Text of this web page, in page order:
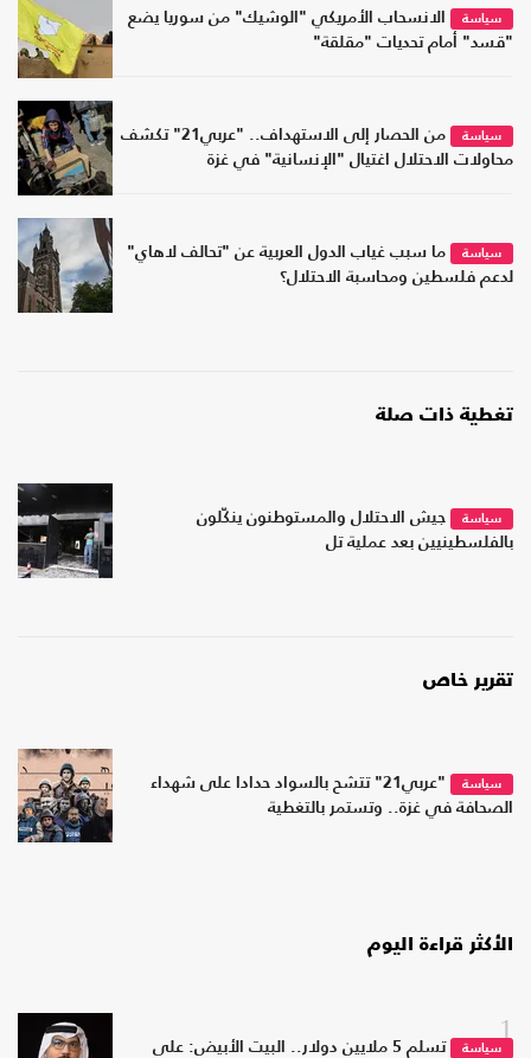
سياسة
الانسحاب الأمريكي "الوشيك" من سوريا يضع
"قسد" أمام تحديات "مقلقة"
سياسة
من الحصار إلى الاستهداف.. "عربي21" تكشف
محاولات الاحتلال اغتيال "الإنسانية" في غزة
سياسة
ما سبب غياب الدول العربية عن "تحالف لاهاي"
لدعم فلسطين ومحاسبة الاحتلال؟
تغطية ذات صلة
سياسة
جيش الاحتلال والمستوطنون ينكّلون
بالفلسطينيين بعد عملية تل
تقرير خاص
سياسة
"عربي21" تتشح بالسواد حدادا على شهداء
الصحافة في غزة.. وتستمر بالتغطية
الأكثر قراءة اليوم
1
سياسة
تسلم 5 ملايين دولار.. البيت الأبيض: على